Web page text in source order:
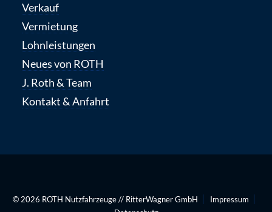
Verkauf
Vermietung
Lohnleistungen
Neues von ROTH
J. Roth & Team
Kontakt & Anfahrt
© 2026 ROTH Nutzfahrzeuge// RitterWagner GmbH
Impressum